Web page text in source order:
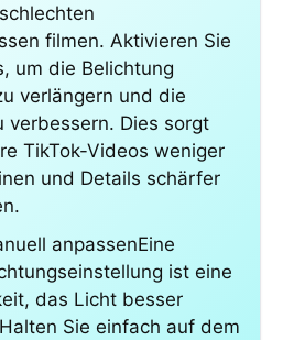
filmen. Aktivieren Sie
um die Belichtung
verlängern und die
verbessern. Dies sorgt
TikTok-Videos weniger
und Details schärfer
anpassenEine
ist eine
das Licht besser
Sie einfach auf dem